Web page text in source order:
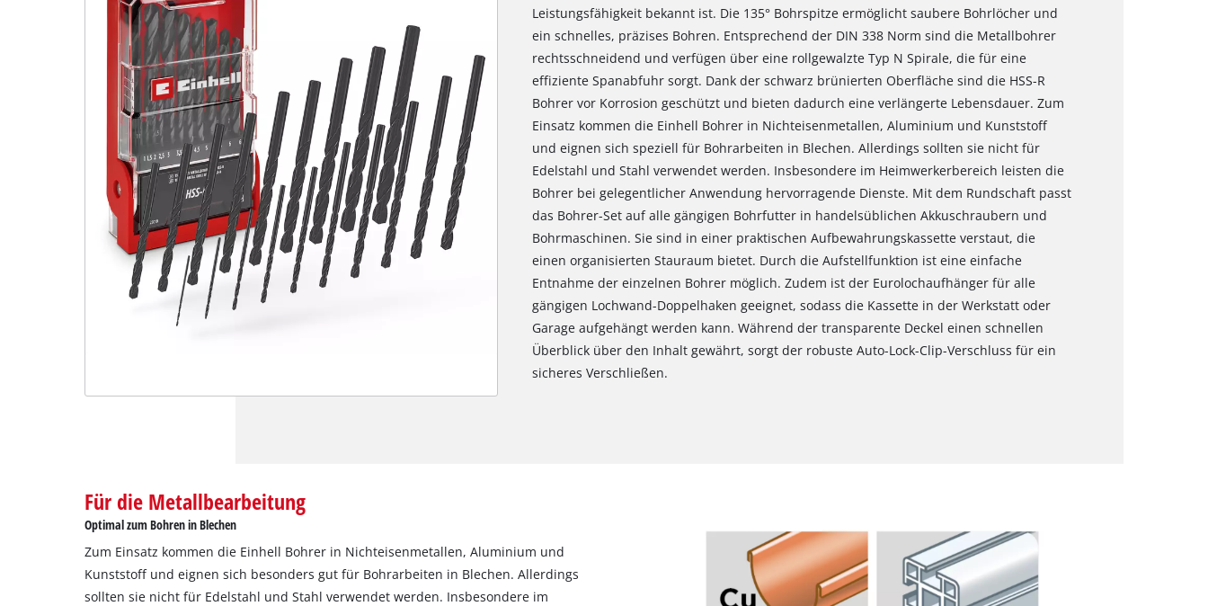
Leistungsfähigkeit bekannt ist. Die 135° Bohrspitze ermöglicht saubere Bohrlöcher und
ein schnelles, präzises Bohren. Entsprechend der DIN 338 Norm sind die Metallbohrer
rechtsschneidend und verfügen über eine rollgewalzte Typ N Spirale, die für eine
effiziente Spanabfuhr sorgt. Dank der schwarz brünierten Oberfläche sind die HSS-R
Bohrer vor Korrosion geschützt und bieten dadurch eine verlängerte Lebensdauer. Zum
Einsatz kommen die Einhell Bohrer in Nichteisenmetallen, Aluminium und Kunststoff
und eignen sich speziell für Bohrarbeiten in Blechen. Allerdings sollten sie nicht für
Edelstahl und Stahl verwendet werden. Insbesondere im Heimwerkerbereich leisten die
Bohrer bei gelegentlicher Anwendung hervorragende Dienste. Mit dem Rundschaft passt
das Bohrer-Set auf alle gängigen Bohrfutter in handelsüblichen Akkuschraubern und
Bohrmaschinen. Sie sind in einer praktischen Aufbewahrungskassette verstaut, die
einen organisierten Stauraum bietet. Durch die Aufstellfunktion ist eine einfache
Entnahme der einzelnen Bohrer möglich. Zudem ist der Eurolochaufhänger für alle
gängigen Lochwand-Doppelhaken geeignet, sodass die Kassette in der Werkstatt oder
Garage aufgehängt werden kann. Während der transparente Deckel einen schnellen
Überblick über den Inhalt gewährt, sorgt der robuste Auto-Lock-Clip-Verschluss für ein
sicheres Verschließen.
Für die Metallbearbeitung
Optimal zum Bohren in Blechen
Zum Einsatz kommen die Einhell Bohrer in Nichteisenmetallen, Aluminium und
Kunststoff und eignen sich besonders gut für Bohrarbeiten in Blechen. Allerdings
sollten sie nicht für Edelstahl und Stahl verwendet werden. Insbesondere im